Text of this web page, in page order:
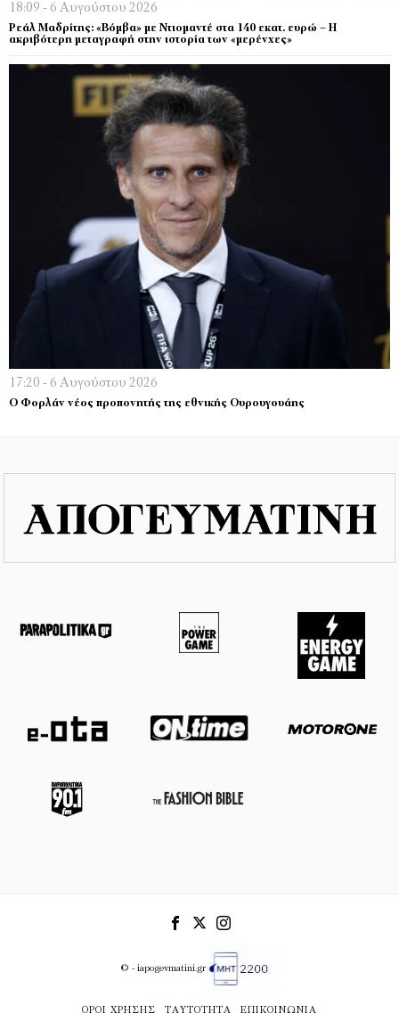
18:09 - 6 Αυγούστου 2026
Ρεάλ Μαδρίτης: «Βόμβα» με Ντιομαντέ στα 140 εκατ. ευρώ – Η
ακριβότερη μεταγραφή στην ιστορία των «μερένχες»
17:20 - 6 Αυγούστου 2026
Ο Φορλάν νέος προπονητής της εθνικής Ουρουγουάης
© - iapogevmatini.gr
ΌΡΟΙ ΧΡΉΣΗΣ ΤΑΥΤΌΤΗΤΑ ΕΠΙΚΟΙΝΩΝΊΑ